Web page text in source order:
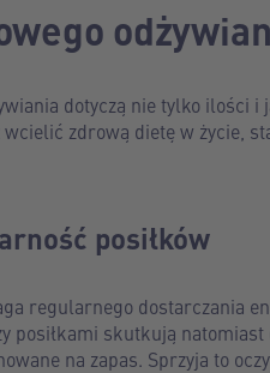
dotyczą nie tylko ilości
zdrową dietę w życie,
posiłków
regularnego dostarczania
posiłkami skutkują
na zapas. Sprzyja to